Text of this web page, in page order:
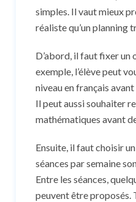
simples. Il vaut mieux
réaliste qu’un planning
D’abord, il faut fixer
exemple, l’élève peut
niveau en français
Il peut aussi souhaiter
mathématiques avant
Ensuite, il faut choisir
séances par semaine
Entre les séances,
peuvent être proposés.